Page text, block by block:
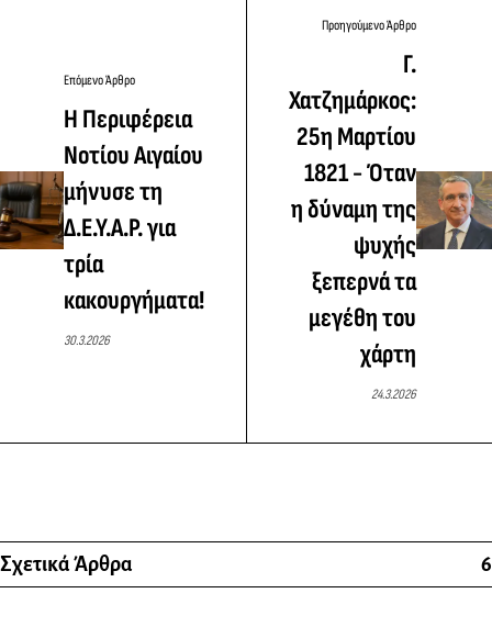
Επόμενο Άρθρο
Η Περιφέρεια
Νοτίου Αιγαίου
μήνυσε τη
Δ.Ε.Υ.Α.Ρ. για
τρία
κακουργήματα!
30.3.2026
Προηγούμενο Άρθρο
Γ.
Χατζημάρκος:
25η Μαρτίου
1821 - Όταν
η δύναμη της
ψυχής
ξεπερνά τα
μεγέθη του
χάρτη
24.3.2026
Σχετικά Άρθρα 6